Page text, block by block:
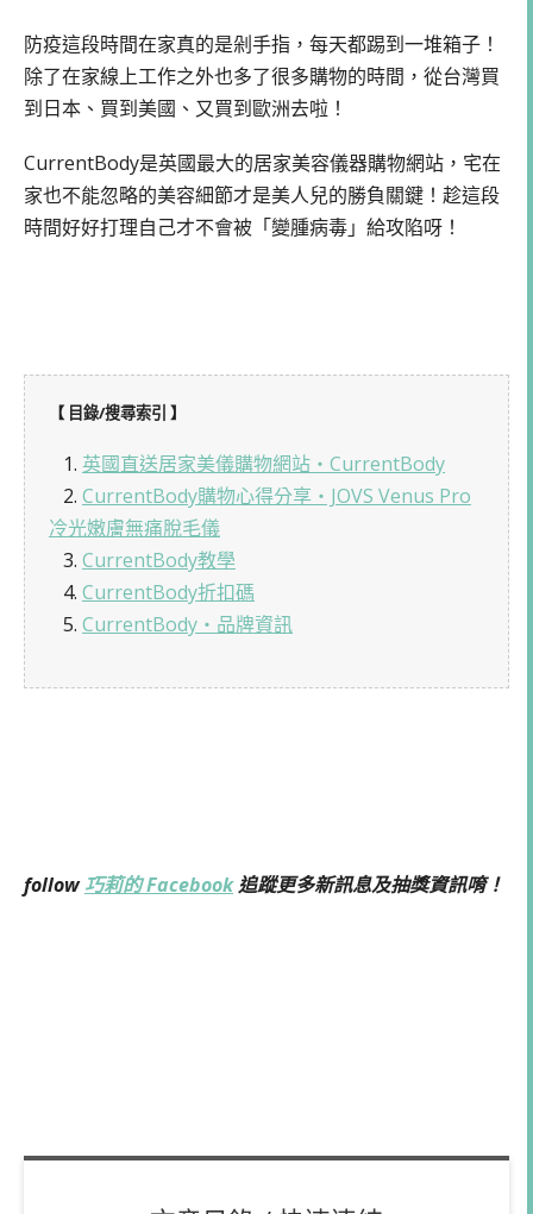
防疫這段時間在家真的是剁手指，每天都踢到一堆箱子！
除了在家線上工作之外也多了很多購物的時間，從台灣買
到日本、買到美國、又買到歐洲去啦！
CurrentBody是英國最大的居家美容儀器購物網站，宅在
家也不能忽略的美容細節才是美人兒的勝負關鍵！趁這段
時間好好打理自己才不會被「變腫病毒」給攻陷呀！
【 目錄/搜尋索引 】
1. 英國直送居家美儀購物網站・CurrentBody
2. CurrentBody購物心得分享・JOVS Venus Pro
冷光嫩膚無痛脫毛儀
3. CurrentBody教學
4. CurrentBody折扣碼
5. CurrentBody・品牌資訊
follow巧莉的 Facebook追蹤更多新訊息及抽獎資訊唷！